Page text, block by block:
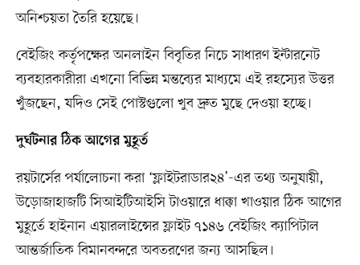
অনিশ্চয়তা তৈরি হয়েছে।
বেইজিং কর্তৃপক্ষের অনলাইন বিবৃতির নিচে সাধারণ ইন্টারনেট
ব্যবহারকারীরা এখনো বিভিন্ন মন্তব্যের মাধ্যমে এই রহস্যের উত্তর
খুঁজছেন, যদিও সেই পোস্টগুলো খুব দ্রুত মুছে দেওয়া হচ্ছে।
দুর্ঘটনার ঠিক আগের মুহূর্ত
রয়টার্সের পর্যালোচনা করা ‘ফ্লাইটরাডার২৪’-এর তথ্য অনুযায়ী,
উড়োজাহাজটি সিআইটিআইসি টাওয়ারে ধাক্কা খাওয়ার ঠিক আগের
মুহূর্তে হাইনান এয়ারলাইন্সের ফ্লাইট ৭১৪৬ বেইজিং ক্যাপিটাল
আন্তর্জাতিক বিমানবন্দরে অবতরণের জন্য আসছিল।